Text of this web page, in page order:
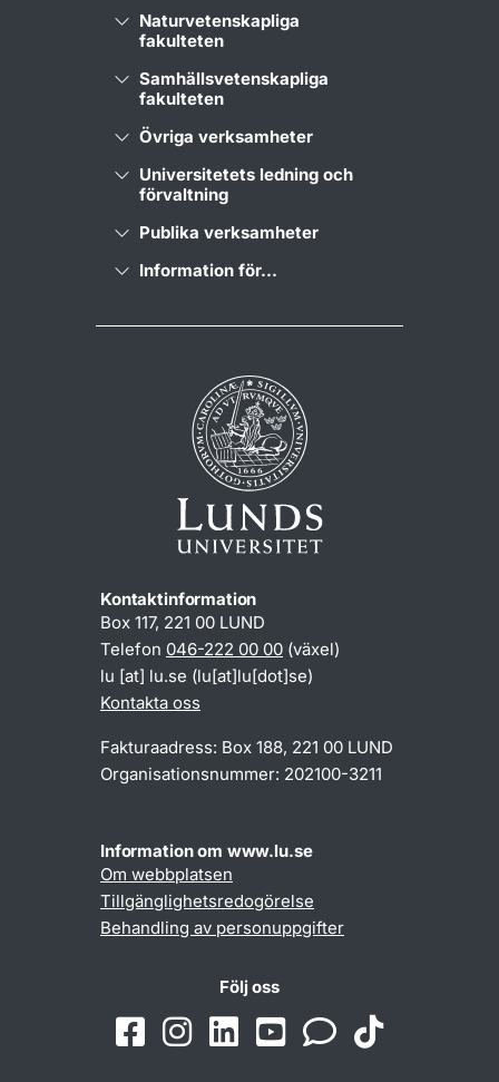
Naturvetenskapliga
fakulteten
Samhällsvetenskapliga
fakulteten
Övriga verksamheter
Universitetets ledning och
förvaltning
Publika verksamheter
Information för...
Kontaktinformation
Box 117, 221 00 LUND
Telefon 046-222 00 00 (växel)
lu [at] lu.se (lu[at]lu[dot]se)
Kontakta oss
Fakturaadress: Box 188, 221 00 LUND
Organisationsnummer: 202100-3211
Information om www.lu.se
Om webbplatsen
Tillgänglighetsredogörelse
Behandling av personuppgifter
Följ oss